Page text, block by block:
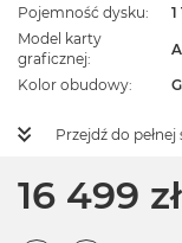
Pojemność dysku
1
Model karty
graficznej
Kolor obudowy
Przejdź do
16 499 zł